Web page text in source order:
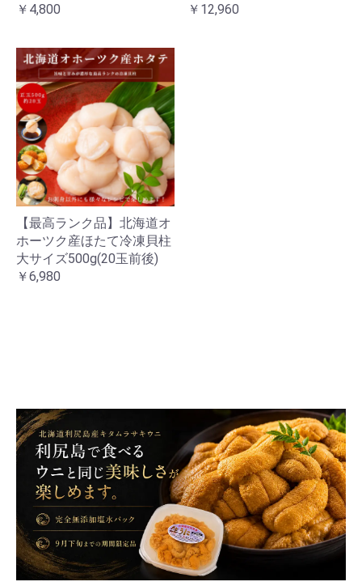
￥4,800
￥12,960
【最高ランク品】北海道オ
ホーツク産ほたて冷凍貝柱
大サイズ500g(20玉前後)
￥6,980